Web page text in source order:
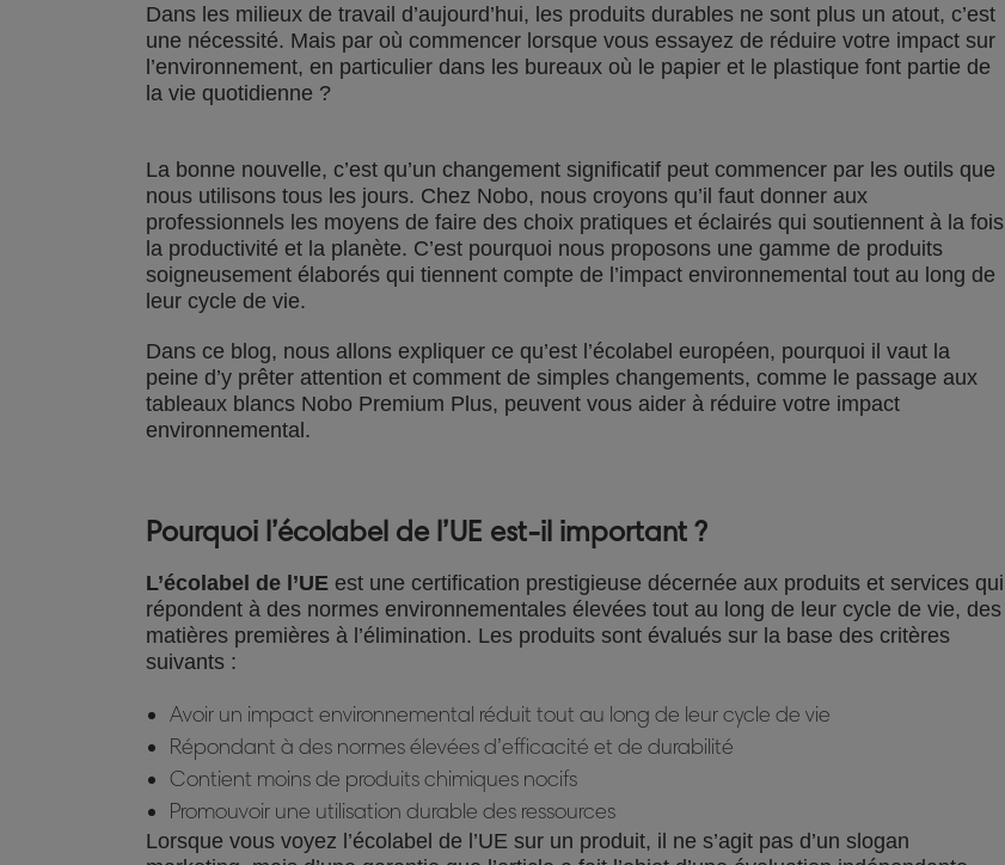
Dans les milieux de travail d’aujourd’hui, les produits durables ne sont plus un atout, c’est
une nécessité. Mais par où commencer lorsque vous essayez de réduire votre impact sur
l’environnement, en particulier dans les bureaux où le papier et le plastique font partie de
la vie quotidienne ?
La bonne nouvelle, c’est qu’un changement significatif peut commencer par les outils que
nous utilisons tous les jours. Chez Nobo, nous croyons qu’il faut donner aux
professionnels les moyens de faire des choix pratiques et éclairés qui soutiennent à la fois
la productivité et la planète. C’est pourquoi nous proposons une gamme de produits
soigneusement élaborés qui tiennent compte de l’impact environnemental tout au long de
leur cycle de vie.
Dans ce blog, nous allons expliquer ce qu’est l’écolabel européen, pourquoi il vaut la
peine d’y prêter attention et comment de simples changements, comme le passage aux
tableaux blancs Nobo Premium Plus, peuvent vous aider à réduire votre impact
environnemental.
Pourquoi l’écolabel de l’UE est-il important ?
L’écolabel de l’UE est une certification prestigieuse décernée aux produits et services qui
répondent à des normes environnementales élevées tout au long de leur cycle de vie, des
matières premières à l’élimination. Les produits sont évalués sur la base des critères
suivants :
Avoir un impact environnemental réduit tout au long de leur cycle de vie
Répondant à des normes élevées d’efficacité et de durabilité
Contient moins de produits chimiques nocifs
Promouvoir une utilisation durable des ressources
Lorsque vous voyez l’écolabel de l’UE sur un produit, il ne s’agit pas d’un slogan